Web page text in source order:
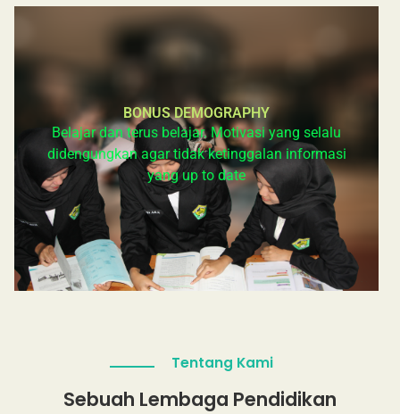
BONUS DEMOGRAPHY
Belajar dan terus belajar. Motivasi yang selalu
didengungkan agar tidak ketinggalan informasi
yang up to date
Tentang Kami
Sebuah Lembaga Pendidikan